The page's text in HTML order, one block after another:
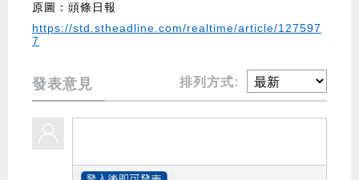
原圖：頭條日報
https://std.stheadline.com/realtime/article/127597
7
發表意見 排列方式: